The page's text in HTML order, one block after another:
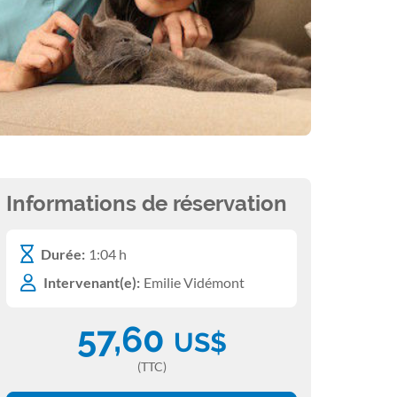
Informations de réservation
Durée: 1:04 h
Intervenant(e): Emilie Vidémont
57,60 US$
(TTC)